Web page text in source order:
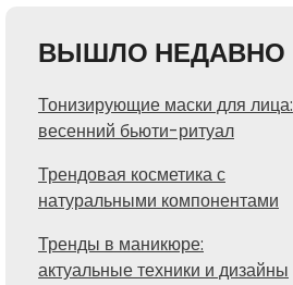
ВЫШЛО НЕДАВНО
Тонизирующие маски для лица:
весенний бьюти-ритуал
Трендовая косметика с
натуральными компонентами
Тренды в маникюре:
актуальные техники и дизайны